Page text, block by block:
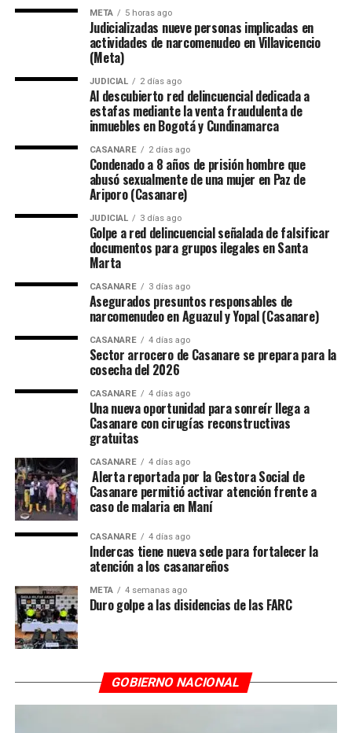
META 5 horas ago
Judicializadas nueve personas implicadas en
actividades de narcomenudeo en Villavicencio
(Meta)
JUDICIAL 2 días ago
Al descubierto red delincuencial dedicada a
estafas mediante la venta fraudulenta de
inmuebles en Bogotá y Cundinamarca
CASANARE 2 días ago
Condenado a 8 años de prisión hombre que
abusó sexualmente de una mujer en Paz de
Ariporo (Casanare)
JUDICIAL 3 días ago
Golpe a red delincuencial señalada de falsificar
documentos para grupos ilegales en Santa
Marta
CASANARE 3 días ago
Asegurados presuntos responsables de
narcomenudeo en Aguazul y Yopal (Casanare)
CASANARE 4 días ago
Sector arrocero de Casanare se prepara para la
cosecha del 2026
CASANARE 4 días ago
Una nueva oportunidad para sonreír llega a
Casanare con cirugías reconstructivas
gratuitas
CASANARE 4 días ago
Alerta reportada por la Gestora Social de
Casanare permitió activar atención frente a
caso de malaria en Maní
CASANARE 4 días ago
Indercas tiene nueva sede para fortalecer la
atención a los casanareños
META 4 semanas ago
Duro golpe a las disidencias de las FARC
GOBIERNO NACIONAL